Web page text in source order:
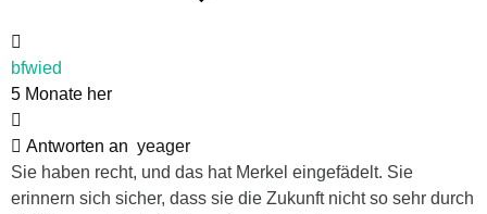
bfwied
5 Monate her
Antworten an yeager
Sie haben recht, und das hat Merkel eingefädelt. Sie
erinnern sich sicher, dass sie die Zukunft nicht so sehr durch